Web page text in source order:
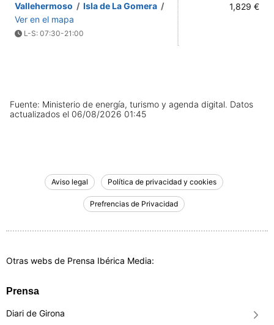
Vallehermoso / Isla de La Gomera /
Ver en el mapa
L-S: 07:30-21:00
1,829 €
Fuente: Ministerio de energía, turismo y agenda digital. Datos
actualizados el 06/08/2026 01:45
Aviso legal Política de privacidad y cookies
Prefrencias de Privacidad
Otras webs de Prensa Ibérica Media:
Prensa
Diari de Girona